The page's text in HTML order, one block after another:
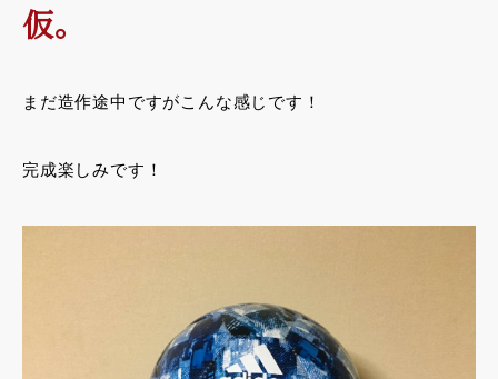
仮。
まだ造作途中ですがこんな感じです！
完成楽しみです！